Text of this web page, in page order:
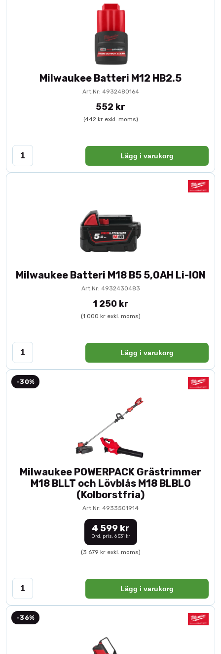
Milwaukee Batteri M12 HB2.5
Art.Nr: 4932480164
552 kr
(442 kr exkl. moms)
Lägg i varukorg
Milwaukee Batteri M18 B5 5,0AH Li-ION
Art.Nr: 4932430483
1 250 kr
(1 000 kr exkl. moms)
Lägg i varukorg
-30%
Milwaukee POWERPACK Grästrimmer
M18 BLLT och Lövblås M18 BLBLO
(Kolborstfria)
Art.Nr: 4933501914
4 599 kr
Ord. pris: 6 531 kr
(3 679 kr exkl. moms)
Lägg i varukorg
-36%